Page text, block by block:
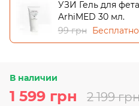
УЗИ Гель для
ArhiMED 30 мл.
99 грн
Бесплатно
В наличии
1 599 грн 2 199